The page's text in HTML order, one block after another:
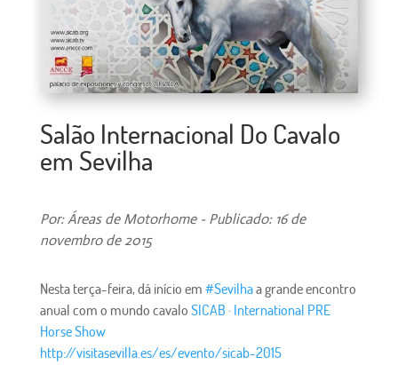
Salão Internacional Do Cavalo
em Sevilha
Por: Áreas de Motorhome - Publicado: 16 de
novembro de 2015
Nesta terça-feira, dá início em #Sevilhaa grande encontro
anual com o mundo cavalo SICAB · International PRE
Horse Show
http://visitasevilla.es/es/evento/sicab-2015